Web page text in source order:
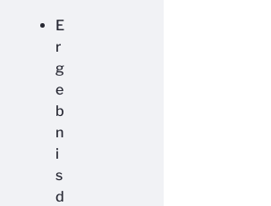
E
r
g
e
b
n
i
s
d